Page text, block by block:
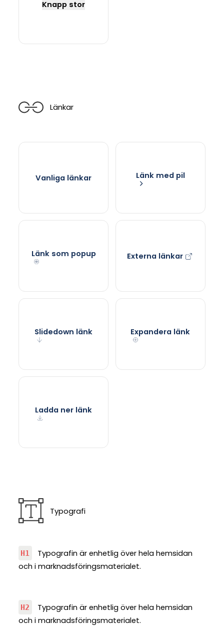
Knapp stor
Länkar
Vanliga länkar Länk med pil
Länk som popup Externa länkar
Slidedown länk Expandera länk
Ladda ner länk
Typografi
H1
Typografin är enhetlig över hela hemsidan
och i marknadsföringsmaterialet.
H2
Typografin är enhetlig över hela hemsidan
och i marknadsföringsmaterialet.